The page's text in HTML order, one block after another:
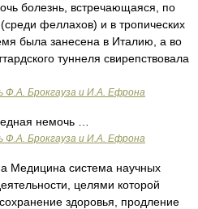
болезнь, встречающаяся, по
феллахов) и в тропических
была занесена в Италию, а во
туннеля свирепствовала
Ф.А. Брокгауза и И.А. Ефрона
немочь …
Ф.А. Брокгауза и И.А. Ефрона
Медицина система научных
целями которой
здоровья, продление